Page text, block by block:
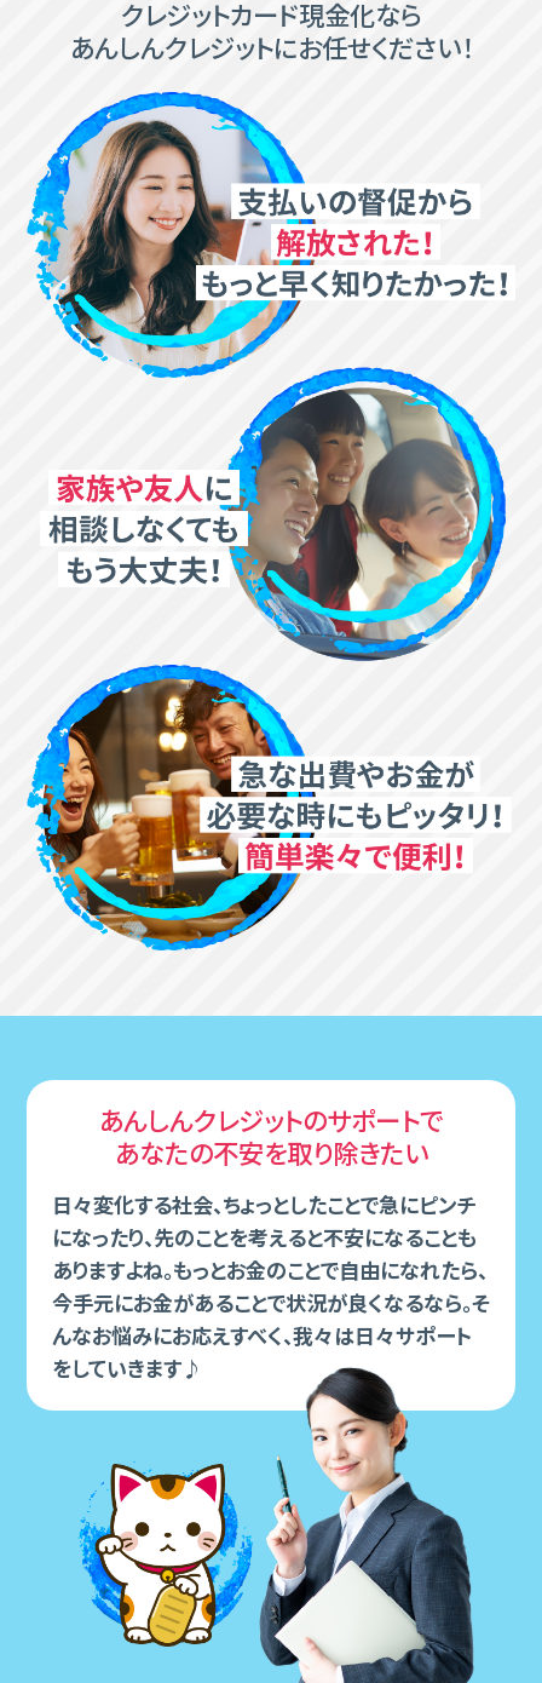
クレジットカード現⾦化なら
あんしんクレジットにお任せください！
あんしんクレジットのサポートで
あなたの不安を取り除きたい
⽇々変化する社会、ちょっとしたことで急にピンチ
になったり、先のことを考えると不安になることも
ありますよね。もっとお⾦のことで⾃由になれたら、
今⼿元にお⾦があることで状況が良くなるなら。そ
んなお悩みにお応えすべく、我々は⽇々サポート
をしていきます♪